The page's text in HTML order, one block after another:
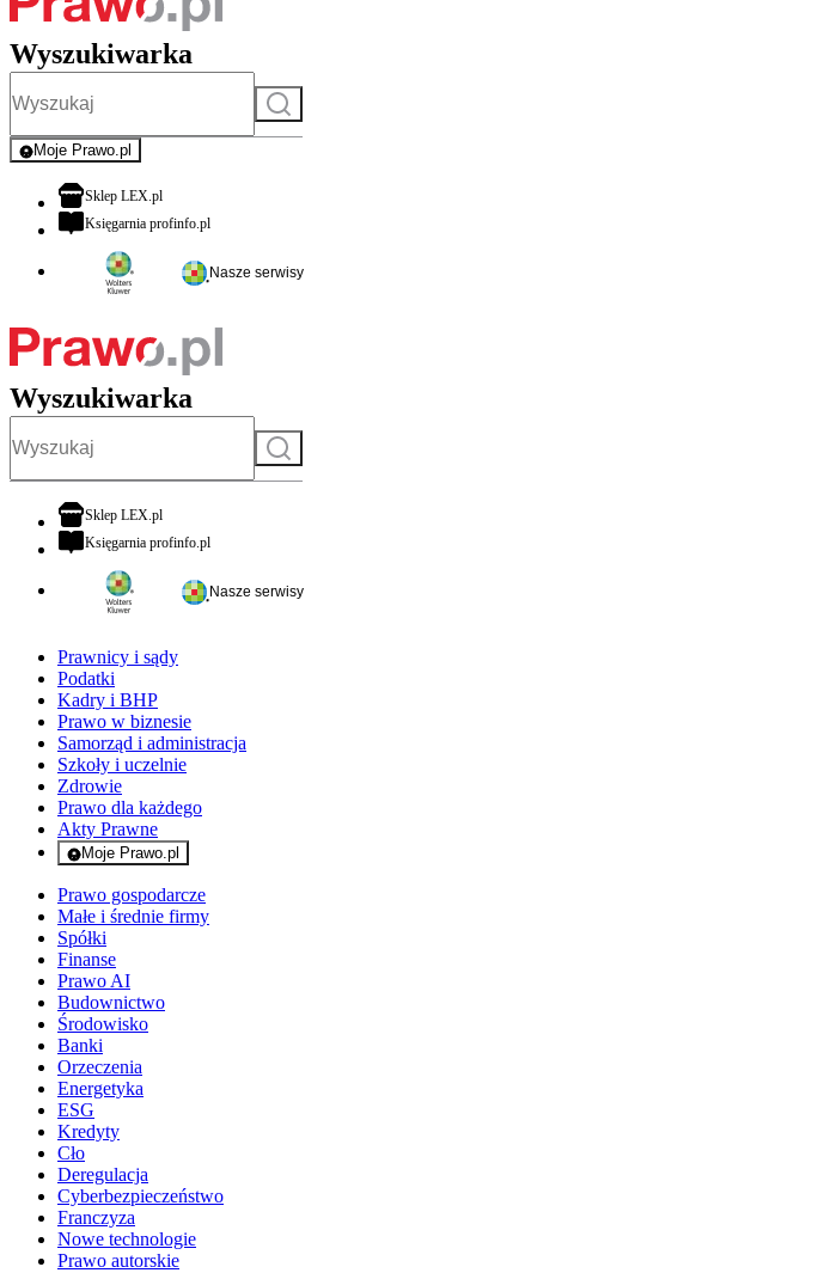
Wyszukiwarka
Szukaj
Moje Prawo.pl
- rejestracja i logowanie do serwisu
Sklep LEX.plotwiera się w nowej karcie
Księgarnia profinfo.plotwiera się w nowej karcie
Nasze serwisy
Wyszukiwarka
Szukaj
Sklep LEX.plotwiera się w nowej karcie
Księgarnia profinfo.plotwiera się w nowej karcie
Nasze serwisy
Prawnicy i sądy
Podatki
Kadry i BHP
Prawo w biznesie
Samorząd i administracja
Szkoły i uczelnie
Zdrowie
Prawo dla każdego
Akty Prawne
Moje Prawo.pl
- rejestracja i logowanie do serwisu
Prawo gospodarcze
Małe i średnie firmy
Spółki
Finanse
Prawo AI
Budownictwo
Środowisko
Banki
Orzeczenia
Energetyka
ESG
Kredyty
Cło
Deregulacja
Cyberbezpieczeństwo
Franczyza
Nowe technologie
Prawo autorskie